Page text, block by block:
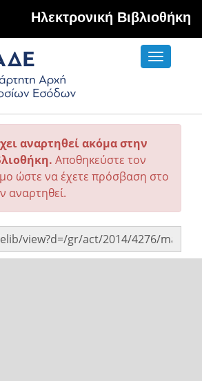
Hλεκτρονική Βιβλιοθήκη
Toggle
αναρτηθεί ακόμα στην
Αποθηκεύστε τον
ώστε να έχετε πρόσβαση στο
αναρτηθεί.